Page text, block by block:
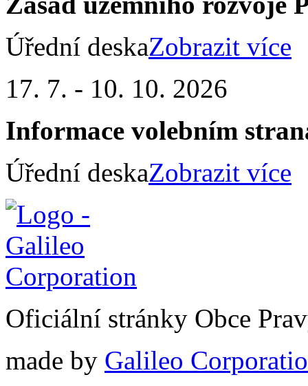
Úřední deskaZobrazit více
17. 7. - 10. 10. 2026
Informace volebním
Úřední deskaZobrazit více
Oficiální stránky Obce
made by Galileo